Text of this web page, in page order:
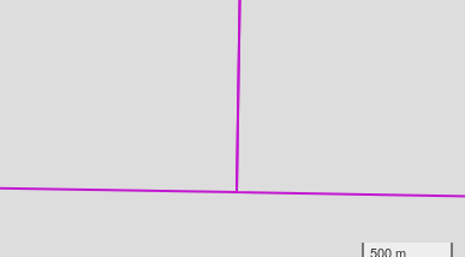
500 m